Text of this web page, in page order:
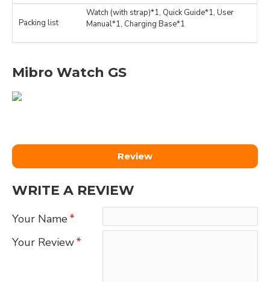
Packing list
Watch (with strap)*1, Quick Guide*1, User
Manual*1, Charging Base*1
Mibro Watch GS
Review
WRITE A REVIEW
Your Name
Your Review